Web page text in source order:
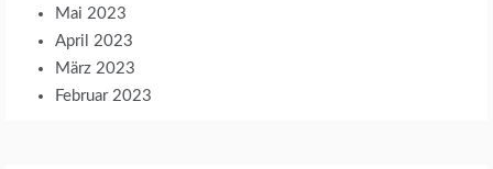
Mai 2023
April 2023
März 2023
Februar 2023